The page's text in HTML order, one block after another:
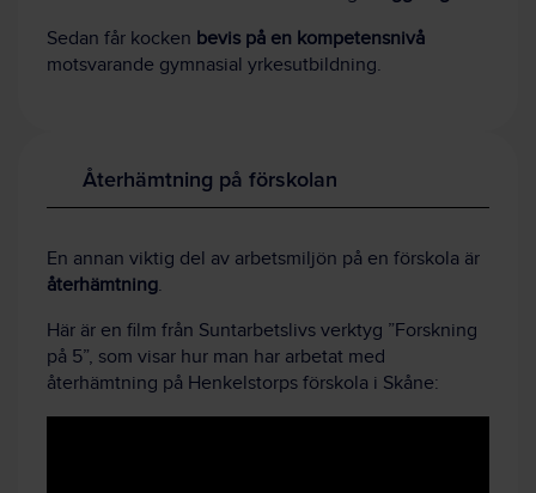
Sedan får kocken bevis på en kompetensnivå
motsvarande gymnasial yrkesutbildning.
Återhämtning på förskolan
En annan viktig del av arbetsmiljön på en förskola är
återhämtning.
Här är en film från Suntarbetslivs verktyg ”Forskning
på 5”, som visar hur man har arbetat med
återhämtning på Henkelstorps förskola i Skåne: